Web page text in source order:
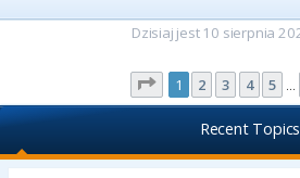
Dzisiaj jest 10 sierpnia
Strona z100
1 2 3 4 5
Recent Topics